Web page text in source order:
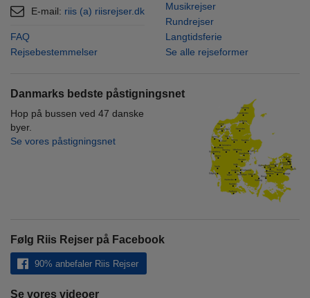
E-mail: riis (a) riisrejser.dk
FAQ
Rejsebestemmelser
Musikrejser
Rundrejser
Langtidsferie
Se alle rejseformer
Danmarks bedste påstigningsnet
Hop på bussen ved 47 danske
byer.
Se vores påstigningsnet
Følg Riis Rejser på Facebook
90% anbefaler Riis Rejser
Se vores videoer